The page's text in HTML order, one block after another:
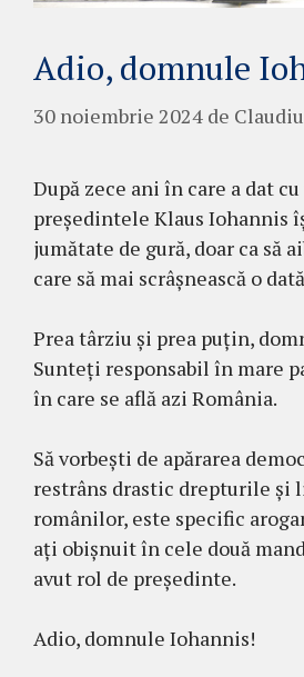
Adio, domnule
30 noiembrie 2024 de
După zece ani în care a dat
președintele Klaus Iohannis
jumătate de gură, doar ca să
care să mai scrâșnească o
Prea târziu și prea puțin,
Sunteți responsabil în mare
în care se află azi România.
Să vorbești de apărarea
restrâns drastic drepturile și
românilor, este specific
ați obișnuit în cele două
avut rol de președinte.
Adio, domnule Iohannis!